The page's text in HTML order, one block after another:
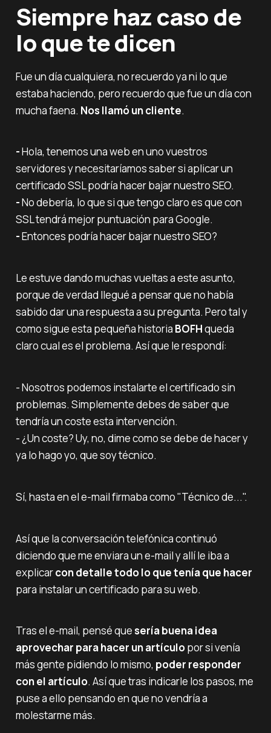
Siempre haz caso de
lo que te dicen
Fue un día cualquiera, no recuerdo ya ni lo que
estaba haciendo, pero recuerdo que fue un día con
mucha faena. Nos llamó un cliente.
-Hola, tenemos una web en uno vuestros
servidores y necesitaríamos saber si aplicar un
certificado SSL podría hacer bajar nuestro SEO.‌‌
-No debería, lo que si que tengo claro es que con
SSL tendrá mejor puntuación para Google.‌‌
-Entonces podría hacer bajar nuestro SEO?
Le estuve dando muchas vueltas a este asunto,
porque de verdad llegué a pensar que no había
sabido dar una respuesta a su pregunta. Pero tal y
como sigue esta pequeña historia BOFHqueda
claro cual es el problema. Así que le respondí:
- Nosotros podemos instalarte el certificado sin
problemas. Simplemente debes de saber que
tendría un coste esta intervención.‌‌
- ¿Un coste? Uy, no, dime como se debe de hacer y
ya lo hago yo, que soy técnico.
Sí, hasta en el e-mail firmaba como "Técnico de...".
Así que la conversación telefónica continuó
diciendo que me enviara un e-mail y allí le iba a
explicarcon detalle todo lo que tenía que hacer
para instalar un certificado para su web.
Tras el e-mail, pensé quesería buena idea
aprovechar para hacer un artículopor si venía
más gente pidiendo lo mismo, poder responder
con el artículo. Así que tras indicarle los pasos, me
puse a ello pensando en que no vendría a
molestarme más.